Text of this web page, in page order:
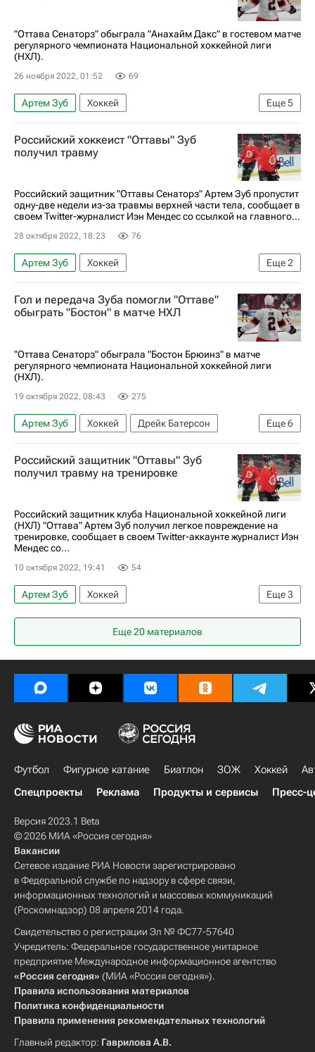
"Оттава Сенаторз" обыграла "Анахайм Дакс" в гостевом матче
регулярного чемпионата Национальной хоккейной лиги
(НХЛ).
26 ноября 2022, 01:52 69
Еще5
Артем Зуб
Хоккей
Национальная хоккейная лига (НХЛ)
Дерик Брассар
Макс Джонс
Российский хоккеист "Оттавы" Зуб
получил травму
Российский защитник "Оттавы Сенаторз" Артем Зуб пропустит
одну-две недели из-за травмы верхней части тела, сообщает в
своем Twitter-журналист Иэн Мендес со ссылкой на главного...
28 октября 2022, 18:23 76
Еще2
Артем Зуб
Хоккей
Национальная хоккейная лига (НХЛ)
Оттава Сенаторз
Гол и передача Зуба помогли "Оттаве"
обыграть "Бостон" в матче НХЛ
"Оттава Сенаторз" обыграла "Бостон Брюинз" в матче
регулярного чемпионата Национальной хоккейной лиги
(НХЛ).
19 октября 2022, 08:43 275
Еще6
Артем Зуб Хоккей
Дрейк Батерсон
Клод Жиру
Шейн Пинто
Бостон Брюинз
Оттава Сенаторз
Нью-Йорк Айлендерс
Российский защитник "Оттавы" Зуб
получил травму на тренировке
Российский защитник клуба Национальной хоккейной лиги
(НХЛ) "Оттава" Артем Зуб получил легкое повреждение на
тренировке, сообщает в своем Twitter-аккаунте журналист Иэн
Мендес со...
10 октября 2022, 19:41 54
Еще3
Артем Зуб
Хоккей
Национальная хоккейная лига (НХЛ)
Оттава
Еще 20 материалов
Футбол Фигурное катание Биатлон ЗОЖ Хоккей
Спецпроекты
Реклама Продукты и сервисы Пресс-
Версия 2023.1 Beta
© 2026 МИА «Россия сегодня»
Вакансии
Сетевое издание РИА Новости зарегистрировано
в Федеральной службе по надзору в сфере связи,
информационных технологий и массовых коммуникаций
(Роскомнадзор) 08 апреля 2014 года.
Свидетельство о регистрации Эл № ФС77-57640
Учредитель: Федеральное государственное унитарное
предприятие Международное информационное агентство
«Россия сегодня» (МИА «Россия сегодня»).
Правила использования материалов
Политика конфиденциальности
Правила применения рекомендательных технологий
Главный редактор: Гаврилова А.В.